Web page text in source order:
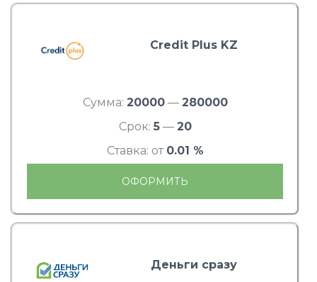
Credit Plus KZ
Сумма: 20000— 280000
Срок: 5— 20
Ставка: от 0.01 %
ОФОРМИТЬ
Деньги сразу